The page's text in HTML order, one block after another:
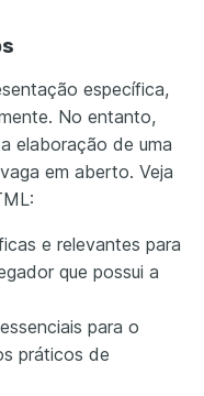
específica,
No entanto,
elaboração de uma
em aberto. Veja
e relevantes para
que possui a
para o
práticos de